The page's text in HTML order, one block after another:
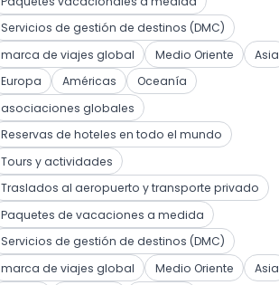
Servicios de gestión de destinos (DMC)
marca de viajes global
Medio Oriente
Asia
Europa
Américas
Oceanía
asociaciones globales
Reservas de hoteles en todo el mundo
Tours y actividades
Traslados al aeropuerto y transporte privado
Paquetes de vacaciones a medida
Servicios de gestión de destinos (DMC)
marca de viajes global
Medio Oriente
Asia